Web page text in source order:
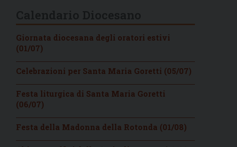
Giornata diocesana degli oratori estivi
(01/07)
Celebrazioni per Santa Maria Goretti (05/07)
Festa liturgica di Santa Maria Goretti
(06/07)
Festa della Madonna della Rotonda (01/08)